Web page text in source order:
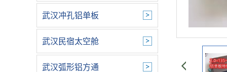
武汉冲孔铝单板
武汉民宿太空舱
武汉弧形铝方通